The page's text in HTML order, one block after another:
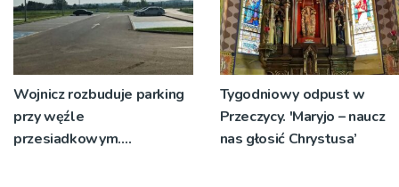
Wojnicz rozbuduje parking
przy węźle
przesiadkowym.
Tygodniowy odpust w
Przeczycy. 'Maryjo – naucz
nas głosić Chrystusa’